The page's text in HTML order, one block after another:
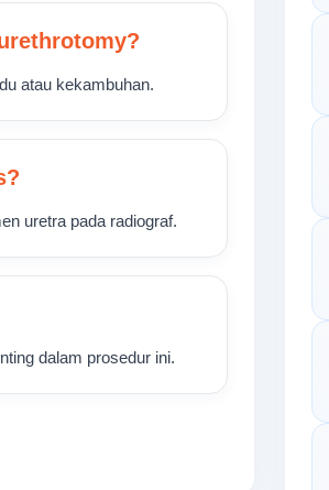
atau kekambuhan.
uretra pada radiograf.
dalam prosedur ini.